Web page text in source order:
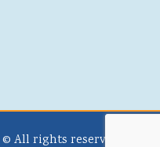
© All rights reserved